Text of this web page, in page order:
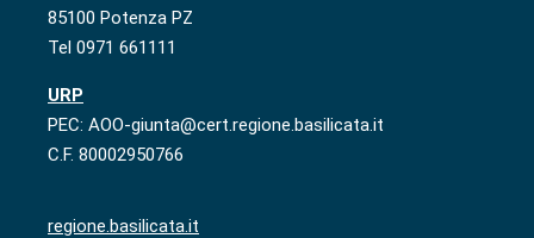
85100 Potenza PZ
Tel 0971 661111
URP
PEC: AOO-giunta@cert.regione.basilicata.it
C.F. 80002950766
regione.basilicata.it